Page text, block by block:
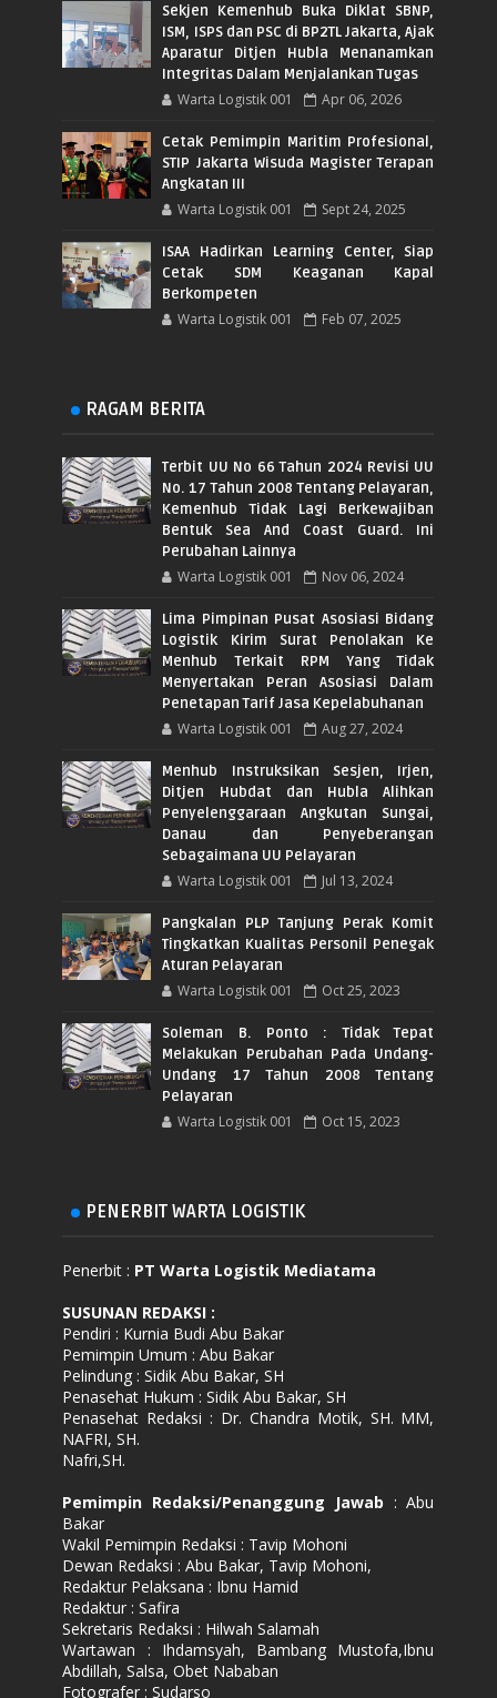
Sekjen Kemenhub Buka Diklat SBNP,
ISM, ISPS dan PSC di BP2TL Jakarta, Ajak
Aparatur Ditjen Hubla Menanamkan
Integritas Dalam Menjalankan Tugas
Warta Logistik 001 Apr 06, 2026
Cetak Pemimpin Maritim Profesional,
STIP Jakarta Wisuda Magister Terapan
Angkatan III
Warta Logistik 001 Sept 24, 2025
ISAA Hadirkan Learning Center, Siap
Cetak SDM Keaganan Kapal
Berkompeten
Warta Logistik 001 Feb 07, 2025
RAGAM BERITA
Terbit UU No 66 Tahun 2024 Revisi UU
No. 17 Tahun 2008 Tentang Pelayaran,
Kemenhub Tidak Lagi Berkewajiban
Bentuk Sea And Coast Guard. Ini
Perubahan Lainnya
Warta Logistik 001 Nov 06, 2024
Lima Pimpinan Pusat Asosiasi Bidang
Logistik Kirim Surat Penolakan Ke
Menhub Terkait RPM Yang Tidak
Menyertakan Peran Asosiasi Dalam
Penetapan Tarif Jasa Kepelabuhanan
Warta Logistik 001 Aug 27, 2024
Menhub Instruksikan Sesjen, Irjen,
Ditjen Hubdat dan Hubla Alihkan
Penyelenggaraan Angkutan Sungai,
Danau dan Penyeberangan
Sebagaimana UU Pelayaran
Warta Logistik 001 Jul 13, 2024
Pangkalan PLP Tanjung Perak Komit
Tingkatkan Kualitas Personil Penegak
Aturan Pelayaran
Warta Logistik 001 Oct 25, 2023
Soleman B. Ponto : Tidak Tepat
Melakukan Perubahan Pada Undang-
Undang 17 Tahun 2008 Tentang
Pelayaran
Warta Logistik 001 Oct 15, 2023
PENERBIT WARTA LOGISTIK
Penerbit : PT Warta Logistik Mediatama
SUSUNAN REDAKSI :
Pendiri : Kurnia Budi Abu Bakar
Pemimpin Umum : Abu Bakar
Pelindung : Sidik Abu Bakar, SH
Penasehat Hukum : Sidik Abu Bakar, SH
Penasehat Redaksi : Dr. Chandra Motik, SH. MM,
NAFRI, SH.
Nafri,SH.
Pemimpin Redaksi/Penanggung Jawab : Abu
Bakar
Wakil Pemimpin Redaksi : Tavip Mohoni
Dewan Redaksi : Abu Bakar, Tavip Mohoni,
Redaktur Pelaksana : Ibnu Hamid
Redaktur : Safira
Sekretaris Redaksi : Hilwah Salamah
Wartawan : Ihdamsyah, Bambang Mustofa,Ibnu
Abdillah, Salsa, Obet Nababan
Fotografer : Sudarso